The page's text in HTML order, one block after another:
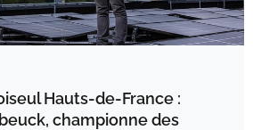
Hauts-de-France :
championne des